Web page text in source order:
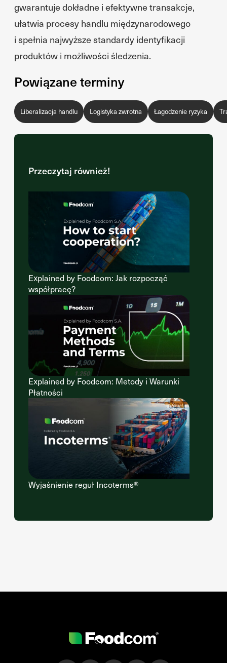
gwarantuje dokładne i efektywne transakcje,
ułatwia procesy handlu międzynarodowego
i spełnia najwyższe standardy identyfikacji
produktów i możliwości śledzenia.
Powiązane terminy
Liberalizacja handlu Logistyka zwrotna Łagodzenie ryzyka
Przeczytaj również!
Explained by Foodcom: Jak rozpocząć
współpracę?
Explained by Foodcom: Metody i Warunki
Płatności
Wyjaśnienie reguł Incoterms®